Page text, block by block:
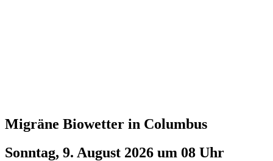
Migräne Biowetter in Columbus
Sonntag, 9. August 2026 um 08 Uhr